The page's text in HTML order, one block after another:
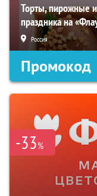
Торты, пирожные
праздника на
Россия
Промокод
-33%